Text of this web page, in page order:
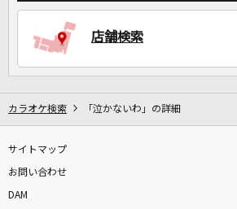
店舗検索
カラオケ検索 「泣かないわ」の詳細
サイトマップ
お問い合わせ
DAM